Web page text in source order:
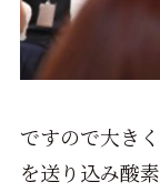
ですので大き
を送り込み酸